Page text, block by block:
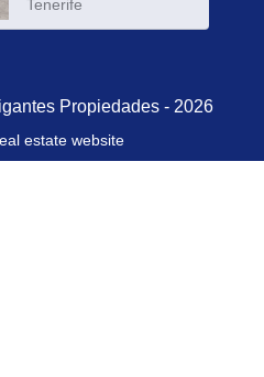
Tenerife
Propiedades - 2026
estate website